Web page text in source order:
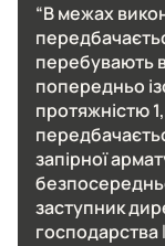
“В межах
перебувають
попередньо
протяжністю
запірної
заступник
господарства